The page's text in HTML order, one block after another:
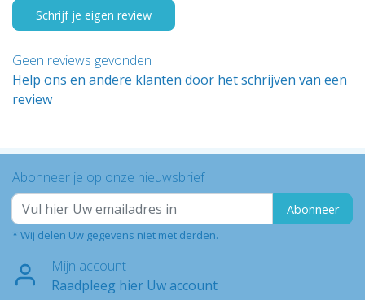
Schrijf je eigen review
Geen reviews gevonden
Help ons en andere klanten door het schrijven van een
review
Abonneer je op onze nieuwsbrief
Abonneer
* Wij delen Uw gegevens niet met derden.
Mijn account
Raadpleeg hier Uw account